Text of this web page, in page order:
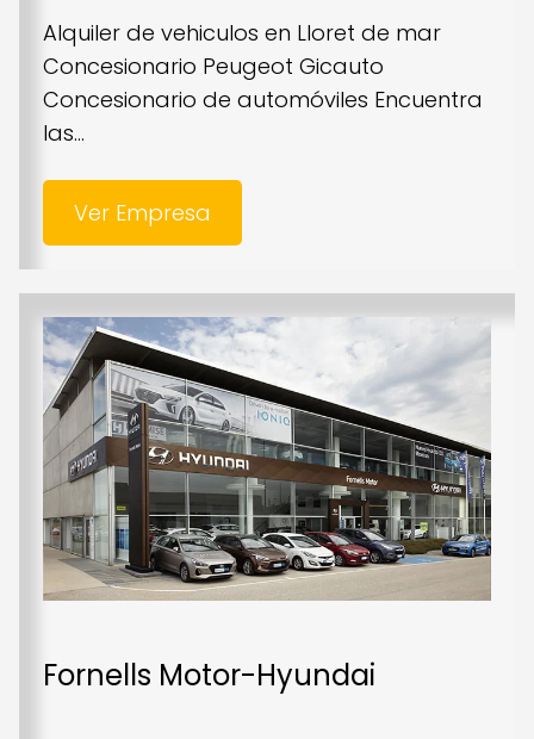
Alquiler de vehiculos en Lloret de mar
Concesionario Peugeot Gicauto
Concesionario de automóviles Encuentra
las...
Ver Empresa
Fornells Motor-Hyundai